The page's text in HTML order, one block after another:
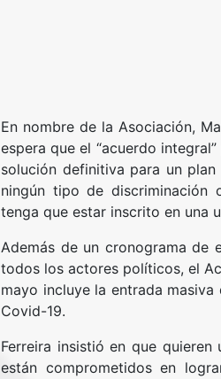
En nombre de la Asociación,
espera que el “acuerdo
solución definitiva para un
ningún tipo de discriminación
tenga que estar inscrito en una
Además de un cronograma de
todos los actores políticos, el
mayo incluye la entrada
Covid-19.
Ferreira insistió en que
están comprometidos en